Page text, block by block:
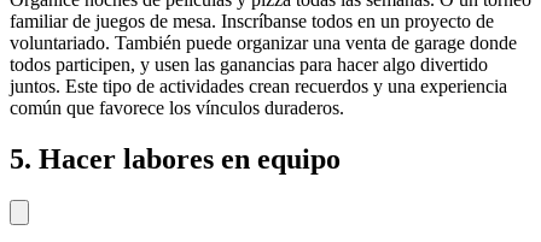
familiar de juegos de mesa. Inscríbanse todos en un proyecto de
voluntariado. También puede organizar una venta de garage donde
todos participen, y usen las ganancias para hacer algo divertido
juntos. Este tipo de actividades crean recuerdos y una experiencia
común que favorece los vínculos duraderos.
5. Hacer labores en equipo